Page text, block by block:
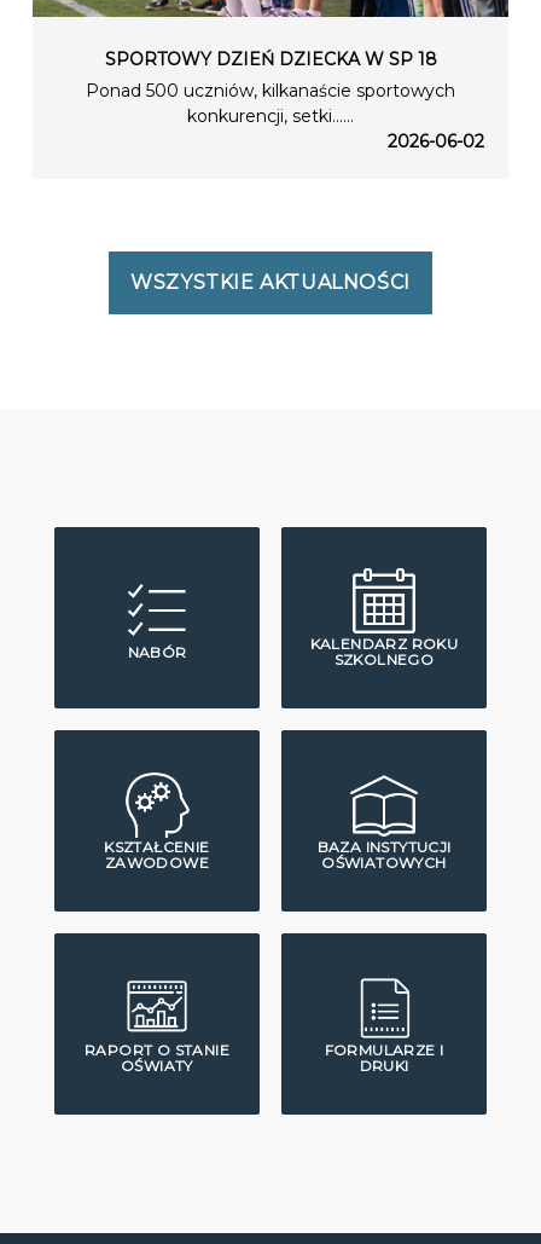
SPORTOWY DZIEŃ DZIECKA W SP 18
Ponad 500 uczniów, kilkanaście sportowych
konkurencji, setki…...
2026-06-02
WSZYSTKIE AKTUALNOŚCI
NABÓR
KALENDARZ ROKU
SZKOLNEGO
KSZTAŁCENIE
ZAWODOWE
BAZA INSTYTUCJI
OŚWIATOWYCH
RAPORT O STANIE
OŚWIATY
FORMULARZE I
DRUKI